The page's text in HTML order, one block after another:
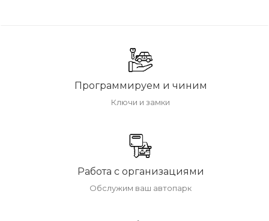
Программируем и чиним
Ключи и замки
Работа с организациями
Обслужим ваш автопарк